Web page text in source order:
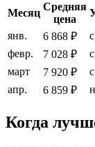
Месяц
Средняя
цена
янв.
6 868 ₽
февр.
7 028 ₽
март
7 920 ₽
апр.
6 859 ₽
Когда